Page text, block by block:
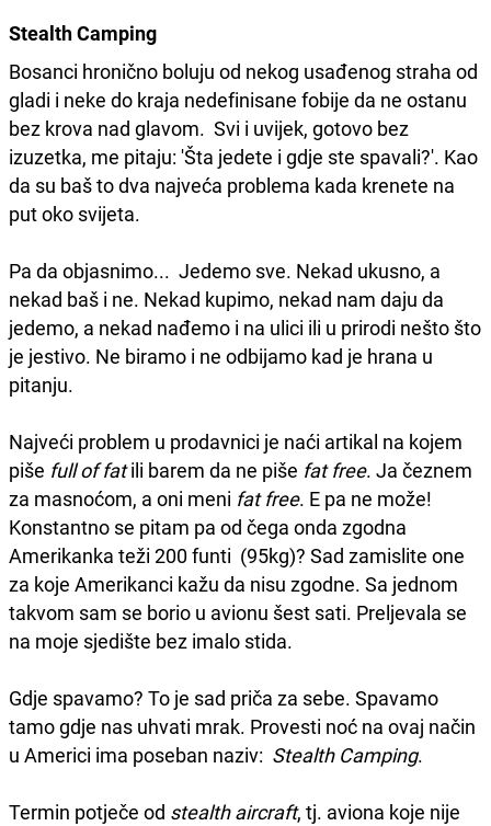
Stealth Camping
Bosanci hronično boluju od nekog usađenog straha od
gladi i neke do kraja nedefinisane fobije da ne ostanu
bez krova nad glavom. Svi i uvijek, gotovo bez
izuzetka, me pitaju: 'Šta jedete i gdje ste spavali?'. Kao
da su baš to dva najveća problema kada krenete na
put oko svijeta.
Pa da objasnimo... Jedemo sve. Nekad ukusno, a
nekad baš i ne. Nekad kupimo, nekad nam daju da
jedemo, a nekad nađemo i na ulici ili u prirodi nešto što
je jestivo. Ne biramo i ne odbijamo kad je hrana u
pitanju.
Najveći problem u prodavnici je naći artikal na kojem
piše full of fatili barem da ne piše fat free. Ja čeznem
za masnoćom, a oni meni fat free. E pa ne može!
Konstantno se pitam pa od čega onda zgodna
Amerikanka teži 200 funti (95kg)? Sad zamislite one
za koje Amerikanci kažu da nisu zgodne. Sa jednom
takvom sam se borio u avionu šest sati. Preljevala se
na moje sjedište bez imalo stida.
Gdje spavamo? To je sad priča za sebe. Spavamo
tamo gdje nas uhvati mrak. Provesti noć na ovaj način
u Americi ima poseban naziv: Stealth Camping.
Termin potječe od stealth aircraft, tj. aviona koje nije